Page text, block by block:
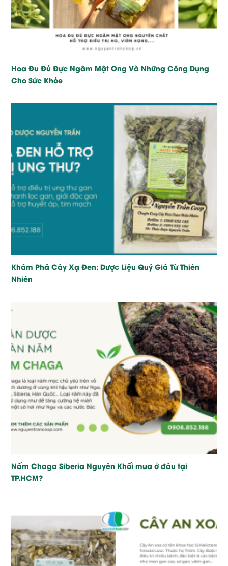
Hoa Đu Đủ Đực Ngâm Mật Ong Và Những Công Dụng
Cho Sức Khỏe
Khám Phá Cây Xạ Đen: Dược Liệu Quý Giá Từ Thiên
Nhiên
Nấm Chaga Siberia Nguyên Khối mua ở đâu tại
TP.HCM?